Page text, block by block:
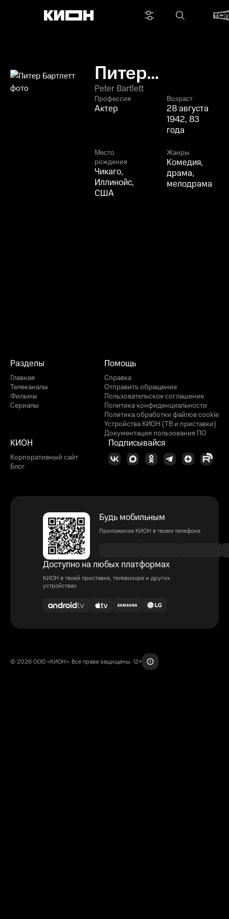
Питер
Бартлетт
Peter Bartlett
Профессия
Актер
Возраст
28 августа
1942, 83
года
Место
рождения
Чикаго,
Иллинойс,
США
Жанры
Комедия,
драма,
мелодрама
Разделы
Главная
Телеканалы
Фильмы
Сериалы
Помощь
Справка
Отправить обращение
Пользовательское соглашение
Политика конфиденциальности
Политика обработки файлов cookie
Устройства КИОН (ТВ и приставки)
Документация пользования ПО
КИОН
Корпоративный сайт
Блог
Подписывайся
Будь мобильным
Приложение КИОН в твоем телефоне
Доступно на любых платформах
КИОН в твоей приставке, телевизоре и других
устройствах
© 2026 ООО «КИОН». Все права защищены. 12+